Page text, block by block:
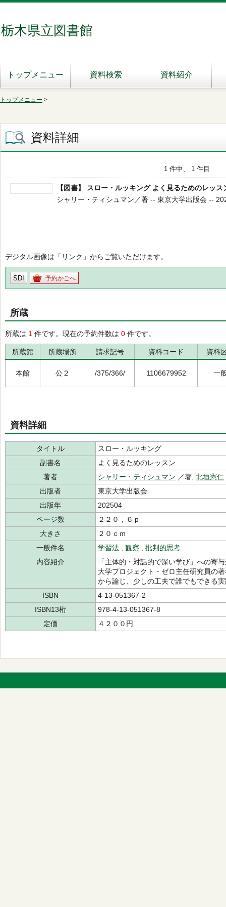
栃木県立図書館
トップメニュー 資料検索 資料紹介
トップメニュー >
資料詳細
1 件中、 1 件目
【図書】 スロー・ルッキング よく見るためのレッス
シャリー・ティシュマン／著 -- 東京大学出版会 --
デジタル画像は「リンク」からご覧いただけます。
SDI 予約かごへ
所蔵
所蔵は 1 件です。現在の予約件数は 0 件です。
所蔵館 所蔵場所 請求記号 資料コード 資料
本館 公２ /375/366/ 1106679952 一
資料詳細
タイトル
スロー・ルッキング
副書名
よく見るためのレッスン
著者
シャリー・ティシュマン ／著, 北垣憲仁
出版者
東京大学出版会
出版年
202504
ページ数
２２０，６ｐ
大きさ
２０ｃｍ
一般件名
学習法 観察
批判的思考
内容紹介
「主体的・対話的で深い学び」への寄
大学プロジェクト・ゼロ主任研究員の
から論じ、少しの工夫で誰でもできる
ISBN
4-13-051367-2
ISBN13桁
978-4-13-051367-8
定価
４２００円